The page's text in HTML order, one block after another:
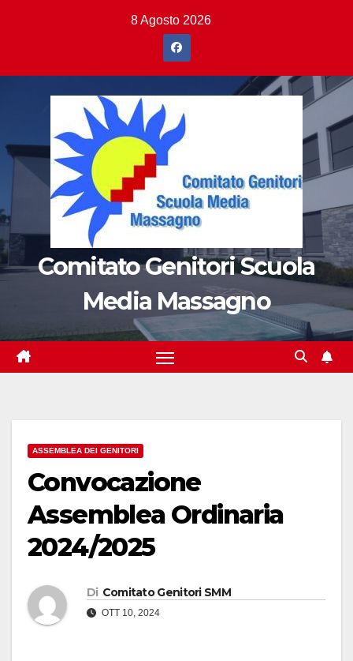
8 Agosto 2026
Comitato Genitori Scuola
Media Massagno
ASSEMBLEA DEI GENITORI
Convocazione
Assemblea Ordinaria
2024/2025
Di Comitato Genitori SMM
OTT 10, 2024